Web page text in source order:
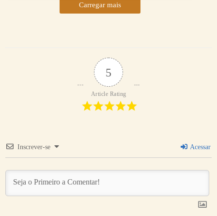
Carregar mais
5
Article Rating
Inscrever-se Acessar